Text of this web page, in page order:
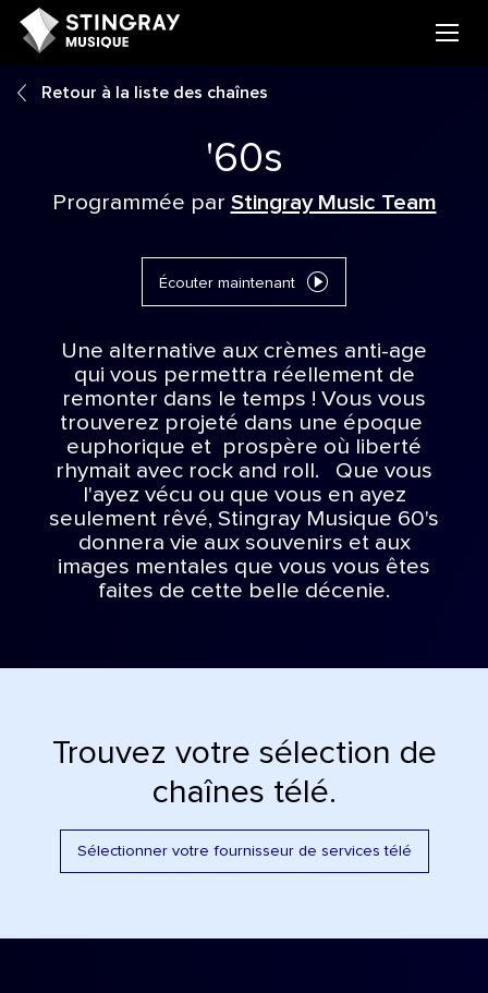
Retour à la liste des chaînes
'60s
Programmée par Stingray Music Team
Écouter maintenant
Une alternative aux crèmes anti-age
qui vous permettra réellement de
remonter dans le temps ! Vous vous
trouverez projeté dans une époque
euphorique et prospère où liberté
rhymait avec rock and roll. Que vous
l'ayez vécu ou que vous en ayez
seulement rêvé, Stingray Musique 60's
donnera vie aux souvenirs et aux
images mentales que vous vous êtes
faites de cette belle décenie.
Trouvez votre sélection de
chaînes télé.
Sélectionner votre fournisseur de services télé